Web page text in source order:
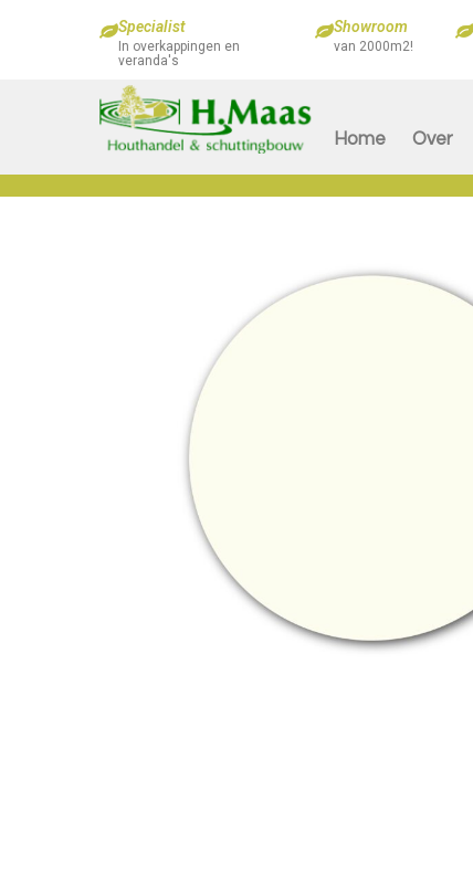
Specialist
In overkappingen en
veranda's
Showroom
van 2000m2!
Home Over